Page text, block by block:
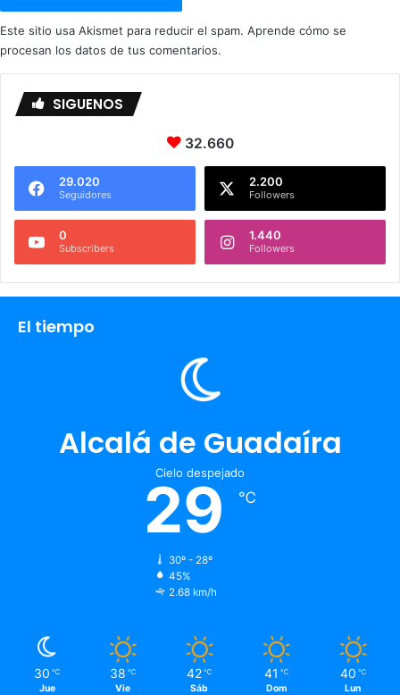
Este sitio usa Akismet para reducir el spam. Aprende cómo se
procesan los datos de tus comentarios.
SIGUENOS
32.660
29.020
Seguidores
2.200
Followers
0
Subscribers
1.440
Followers
El tiempo
Alcalá de Guadaíra
Cielo despejado
29 ℃
30º - 28º
45%
2.68 km/h
30 ℃
Jue
38 ℃
Vie
42 ℃
Sáb
41 ℃
Dom
40 ℃
Lun